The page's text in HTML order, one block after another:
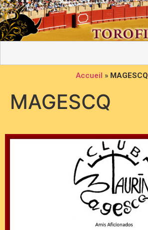
Accueil » MAGESCQ
MAGESCQ